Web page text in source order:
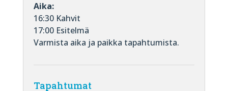
Aika:
16:30 Kahvit
17:00 Esitelmä
Varmista aika ja paikka tapahtumista.
Tapahtumat